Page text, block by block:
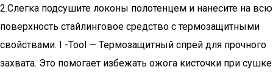
2.Слегка подсушите локоны полотенцем и нанесите на всю
поверхность стайлинговое средство с термозащитными
свойствами. I -Tool — Термозащитный спрей для прочного
захвата. Это помогает избежать ожога кисточки при сушке